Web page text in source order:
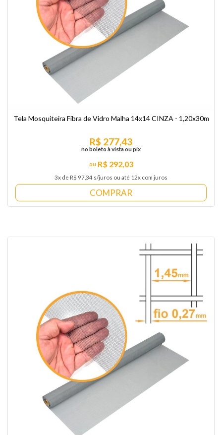
Tela Mosquiteira Fibra de Vidro Malha 14x14 CINZA - 1,20x30m
R$ 292,03
3x de R$ 97,34 s/juros ou até 12x com juros
R$ 277,43
no boleto à vista ou pix
COMPRAR